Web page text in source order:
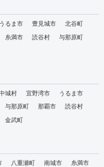
うるま市 豊見城市
北谷町
糸満市 読谷村
与那原町
城村 宜野湾市
うるま市
与那原町 那覇市
読谷村
金武町
八重瀬町 南城市
糸満市